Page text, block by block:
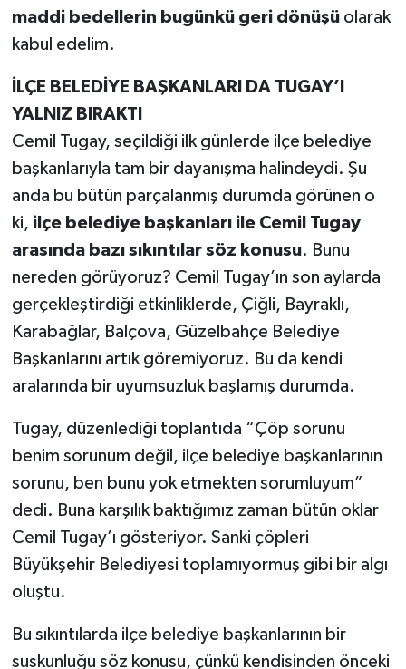
maddi bedellerin bugünkü geri dönüşüolarak
kabul edelim.
İLÇE BELEDİYE BAŞKANLARI DA TUGAY’I
YALNIZ BIRAKTI
Cemil Tugay, seçildiği ilk günlerde ilçe belediye
başkanlarıyla tam bir dayanışma halindeydi. Şu
anda bu bütün parçalanmış durumda görünen o
ki, ilçe belediye başkanları ile Cemil Tugay
arasında bazı sıkıntılar söz konusu. Bunu
nereden görüyoruz? Cemil Tugay’ın son aylarda
gerçekleştirdiği etkinliklerde, Çiğli, Bayraklı,
Karabağlar, Balçova, Güzelbahçe Belediye
Başkanlarını artık göremiyoruz. Bu da kendi
aralarında bir uyumsuzluk başlamış durumda.
Tugay, düzenlediği toplantıda “Çöp sorunu
benim sorunum değil, ilçe belediye başkanlarının
sorunu, ben bunu yok etmekten sorumluyum”
dedi. Buna karşılık baktığımız zaman bütün oklar
Cemil Tugay’ı gösteriyor. Sanki çöpleri
Büyükşehir Belediyesi toplamıyormuş gibi bir algı
oluştu.
Bu sıkıntılarda ilçe belediye başkanlarının bir
suskunluğu söz konusu, çünkü kendisinden önceki